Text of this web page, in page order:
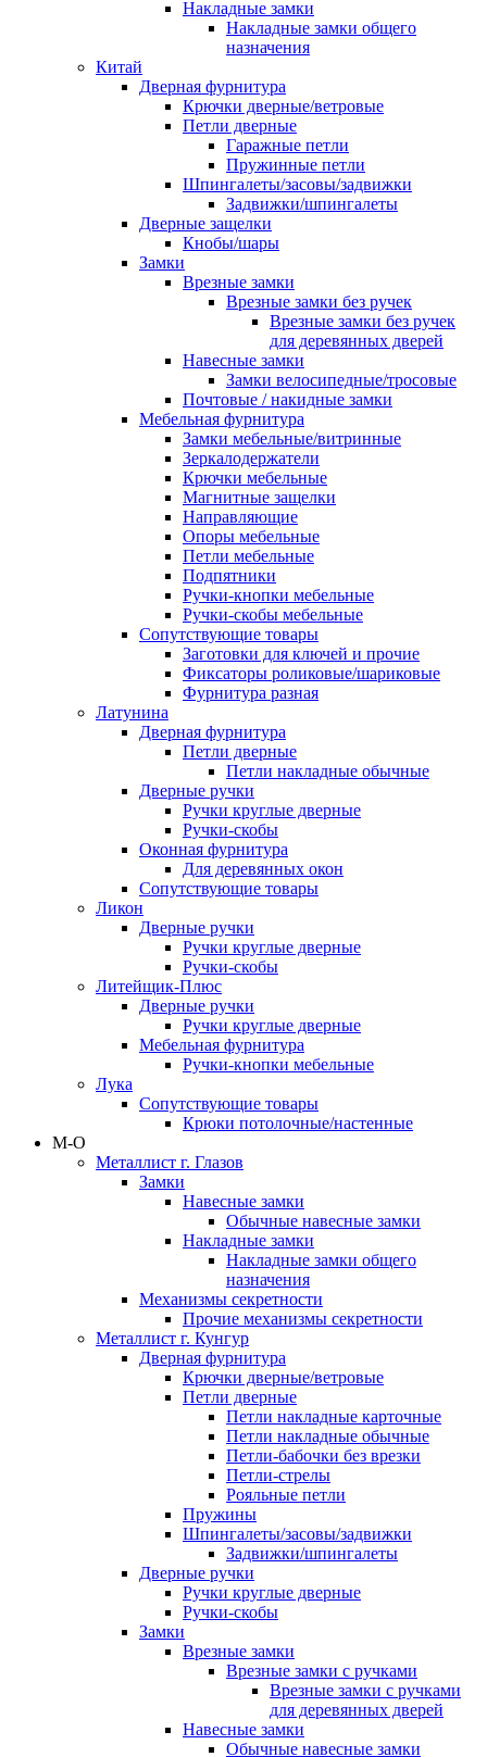
Накладные замки
Накладные замки общего
назначения
Китай
Дверная фурнитура
Крючки дверные/ветровые
Петли дверные
Гаражные петли
Пружинные петли
Шпингалеты/засовы/задвижки
Задвижки/шпингалеты
Дверные защелки
Кнобы/шары
Замки
Врезные замки
Врезные замки без ручек
Врезные замки без ручек
для деревянных дверей
Навесные замки
Замки велосипедные/тросовые
Почтовые / накидные замки
Мебельная фурнитура
Замки мебельные/витринные
Зеркалодержатели
Крючки мебельные
Магнитные защелки
Направляющие
Опоры мебельные
Петли мебельные
Подпятники
Ручки-кнопки мебельные
Ручки-скобы мебельные
Сопутствующие товары
Заготовки для ключей и прочие
Фиксаторы роликовые/шариковые
Фурнитура разная
Латунина
Дверная фурнитура
Петли дверные
Петли накладные обычные
Дверные ручки
Ручки круглые дверные
Ручки-скобы
Оконная фурнитура
Для деревянных окон
Сопутствующие товары
Ликон
Дверные ручки
Ручки круглые дверные
Ручки-скобы
Литейщик-Плюс
Дверные ручки
Ручки круглые дверные
Мебельная фурнитура
Ручки-кнопки мебельные
Лука
Сопутствующие товары
Крюки потолочные/настенные
М-О
Металлист г. Глазов
Замки
Навесные замки
Обычные навесные замки
Накладные замки
Накладные замки общего
назначения
Механизмы секретности
Прочие механизмы секретности
Металлист г. Кунгур
Дверная фурнитура
Крючки дверные/ветровые
Петли дверные
Петли накладные карточные
Петли накладные обычные
Петли-бабочки без врезки
Петли-стрелы
Рояльные петли
Пружины
Шпингалеты/засовы/задвижки
Задвижки/шпингалеты
Дверные ручки
Ручки круглые дверные
Ручки-скобы
Замки
Врезные замки
Врезные замки с ручками
Врезные замки с ручками
для деревянных дверей
Навесные замки
Обычные навесные замки